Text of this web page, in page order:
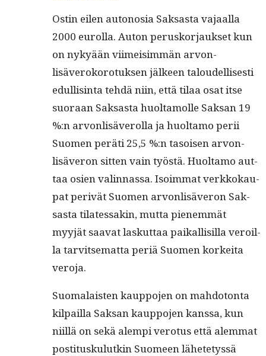
Ostin eilen autonosia Sak­sas­ta vajaal­la
2000 eurol­la. Auton perusko­r­jauk­set kun
on nykyään viimeisim­män arvon­
lisäveroko­ro­tuk­sen jäl­keen taloudel­lis­es­ti
edullis­in­ta tehdä niin, että tilaa osat itse
suo­raan Sak­sas­ta huolta­molle Sak­san 19
%:n arvon­lisäverol­la ja huolta­mo perii
Suomen peräti 25,5 %:n tasoisen arvon­
lisäveron sit­ten vain työstä. Huolta­mo aut­
taa osien valin­nas­sa. Isoim­mat verkkokau­
pat perivät Suomen arvon­lisäveron Sak­
sas­ta tilates­sakin, mut­ta pienem­mät
myyjät saa­vat laskut­taa paikallisil­la veroil­
la tarvit­se­mat­ta per­iä Suomen korkei­ta
veroja.
Suo­ma­lais­ten kaup­po­jen on mah­do­ton­ta
kil­pail­la Sak­san kaup­po­jen kanssa, kun
niil­lä on sekä alem­pi vero­tus että alem­mat
pos­ti­tusku­lutkin Suomeen lähete­tyssä